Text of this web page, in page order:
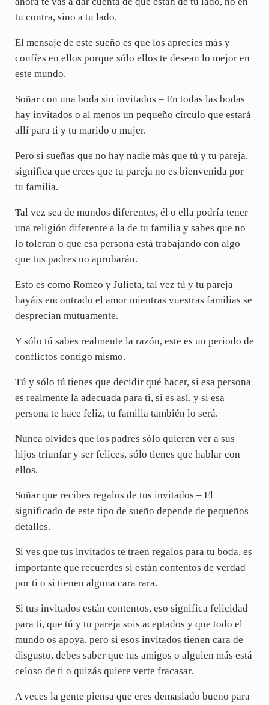
tu contra, sino a tu lado.
El mensaje de este sueño es que los aprecies más y
confíes en ellos porque sólo ellos te desean lo mejor en
este mundo.
Soñar con una boda sin invitados – En todas las bodas
hay invitados o al menos un pequeño círculo que estará
allí para ti y tu marido o mujer.
Pero si sueñas que no hay nadie más que tú y tu pareja,
significa que crees que tu pareja no es bienvenida por
tu familia.
Tal vez sea de mundos diferentes, él o ella podría tener
una religión diferente a la de tu familia y sabes que no
lo toleran o que esa persona está trabajando con algo
que tus padres no aprobarán.
Esto es como Romeo y Julieta, tal vez tú y tu pareja
hayáis encontrado el amor mientras vuestras familias se
desprecian mutuamente.
Y sólo tú sabes realmente la razón, este es un periodo de
conflictos contigo mismo.
Tú y sólo tú tienes que decidir qué hacer, si esa persona
es realmente la adecuada para ti, si es así, y si esa
persona te hace feliz, tu familia también lo será.
Nunca olvides que los padres sólo quieren ver a sus
hijos triunfar y ser felices, sólo tienes que hablar con
ellos.
Soñar que recibes regalos de tus invitados – El
significado de este tipo de sueño depende de pequeños
detalles.
Si ves que tus invitados te traen regalos para tu boda, es
importante que recuerdes si están contentos de verdad
por ti o si tienen alguna cara rara.
Si tus invitados están contentos, eso significa felicidad
para ti, que tú y tu pareja sois aceptados y que todo el
mundo os apoya, pero si esos invitados tienen cara de
disgusto, debes saber que tus amigos o alguien más está
celoso de ti o quizás quiere verte fracasar.
A veces la gente piensa que eres demasiado bueno para